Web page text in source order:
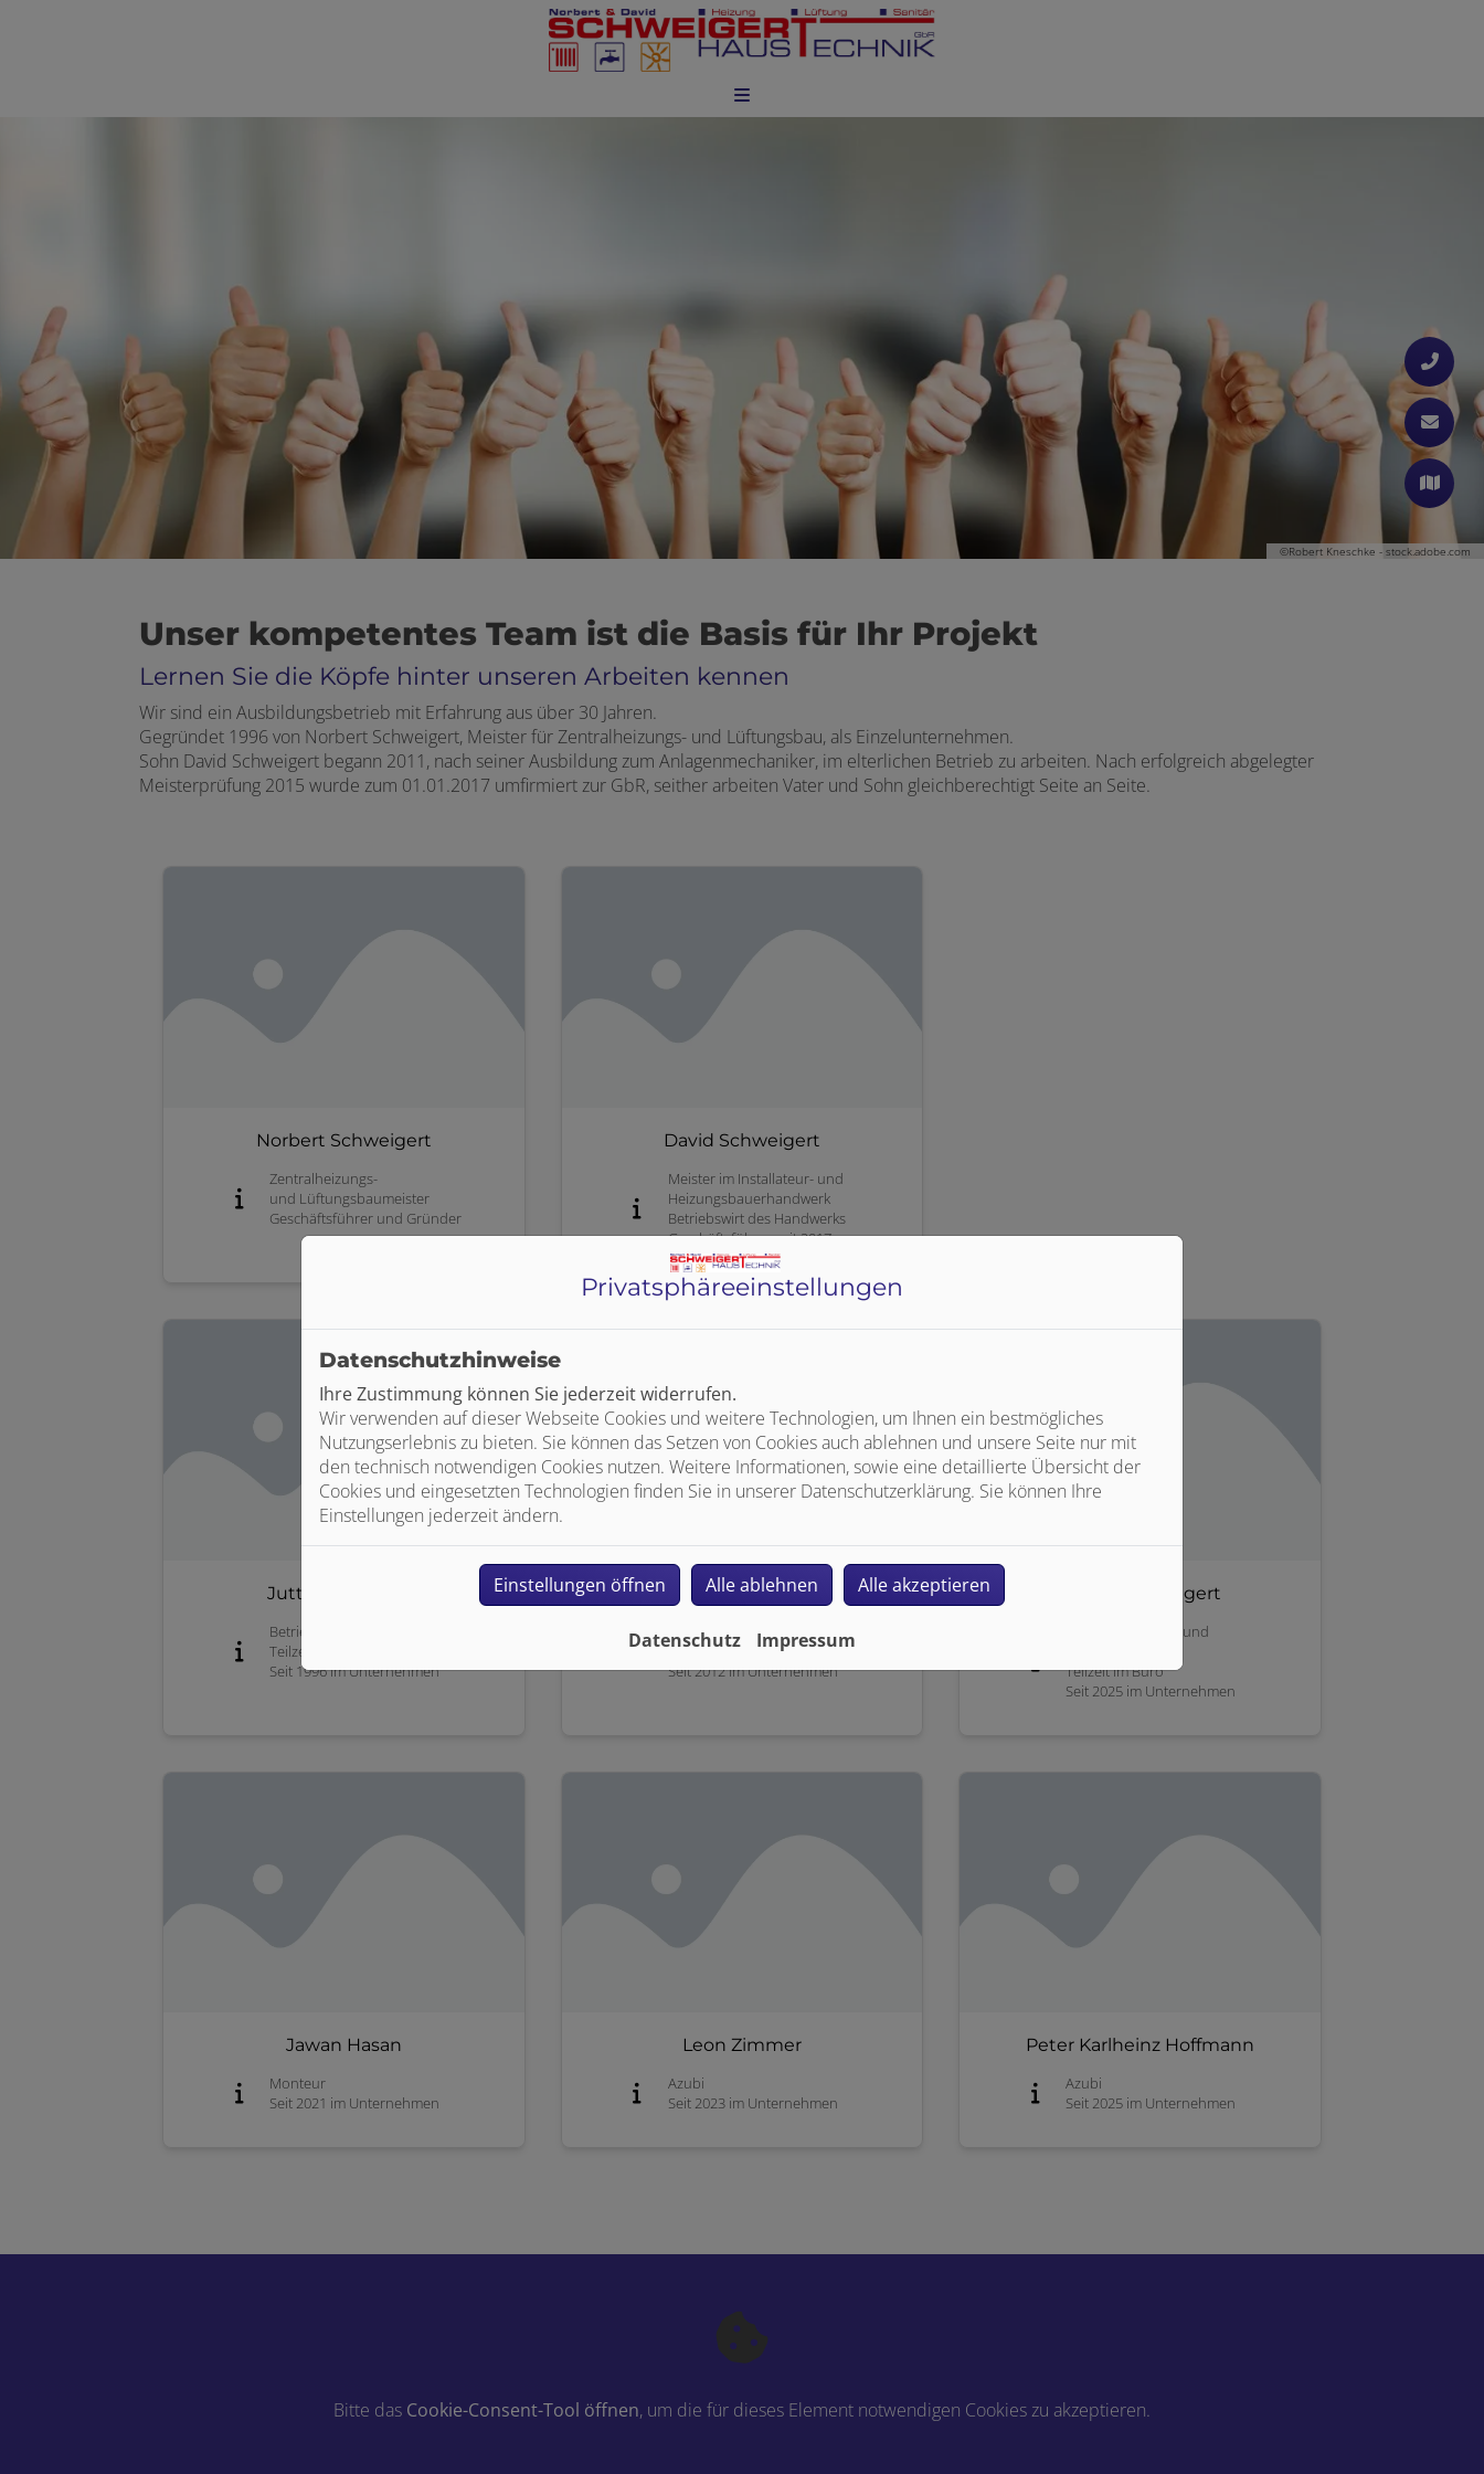
©Robert Kneschke - stock.adobe.com
Unser kompetentes Team ist die Basis für Ihr Projekt
Lernen Sie die Köpfe hinter unseren Arbeiten kennen
Wir sind ein Ausbildungsbetrieb mit Erfahrung aus über 30 Jahren.
Gegründet 1996 von Norbert Schweigert, Meister für Zentralheizungs- und Lüftungsbau, als Einzelunternehmen.
Sohn David Schweigert begann 2011, nach seiner Ausbildung zum Anlagenmechaniker, im elterlichen Betrieb zu arbeiten. Nach erfolgreich abgelegter
Meisterprüfung 2015 wurde zum 01.01.2017 umfirmiert zur GbR, seither arbeiten Vater und Sohn gleichberechtigt Seite an Seite.
Norbert Schweigert
Zentralheizungs-
und Lüftungsbaumeister
Geschäftsführer und Gründer
David Schweigert
Meister im Installateur- und
Heizungsbauerhandwerk
Betriebswirt des Handwerks
Geschäftsführer seit 2017
Jutta Schweigert
Betriebswirtin des Handwerks
Teilzeit im Büro
Seit 1996 im Unternehmen
Saskia Buschhüter
Bürokauffrau
Teilzeit im Büro
Seit 2012 im Unternehmen
Maren Schweigert
Raumausstatterin und
Teilzeit im Büro
Seit 2025 im Unternehmen
Jawan Hasan
Monteur
Seit 2021 im Unternehmen
Leon Zimmer
Azubi
Seit 2023 im Unternehmen
Peter Karlheinz Hoffmann
Azubi
Seit 2025 im Unternehmen
Bitte das Cookie-Consent-Tool öffnen, um die für dieses Element notwendigen Cookies zu akzeptieren.
schließen
Privatsphäre­einstellungen
Datenschutzhinweise
Ihre Zustimmung können Sie jederzeit widerrufen.
Wir verwenden auf dieser Webseite Cookies und weitere Technologien, um Ihnen ein bestmögliches
Nutzungserlebnis zu bieten. Sie können das Setzen von Cookies auch ablehnen und unsere Seite nur mit
den technisch notwendigen Cookies nutzen. Weitere Informationen, sowie eine detaillierte Übersicht der
Cookies und eingesetzten Technologien finden Sie in unserer Datenschutzerklärung. Sie können Ihre
Einstellungen jederzeit ändern.
Einstellungen öffnen Alle ablehnen Alle akzeptieren
Datenschutz Impressum